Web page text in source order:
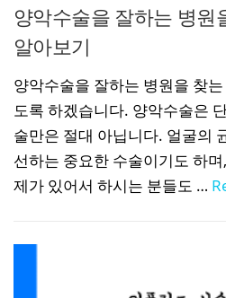
양악수술을 잘하는 병원
알아보기
양악수술을 잘하는 병원을 찾
도록 하겠습니다. 양악수술은
술만은 절대 아닙니다. 얼굴의
선하는 중요한 수술이기도 하
제가 있어서 하시는 분들도 …